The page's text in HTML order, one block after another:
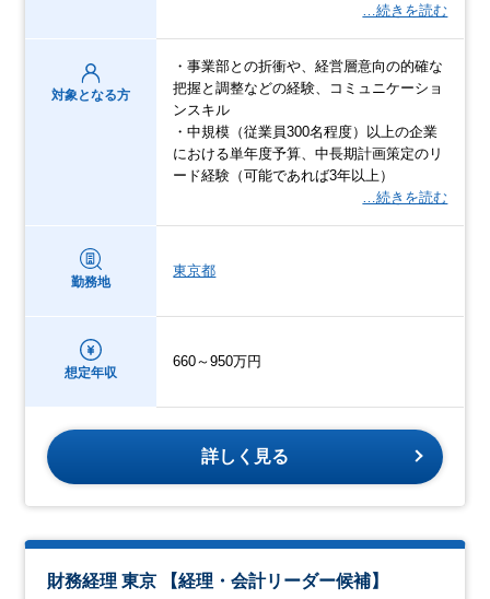
…続きを読む
対象となる方
・事業部との折衝や、経営層意向の的確な
把握と調整などの経験、コミュニケーショ
ンスキル
・中規模（従業員300名程度）以上の企業
における単年度予算、中長期計画策定のリ
ード経験（可能であれば3年以上）
…続きを読む
勤務地
東京都
想定年収
660～950万円
詳しく見る
財務経理 東京 【経理・会計リーダー候補】